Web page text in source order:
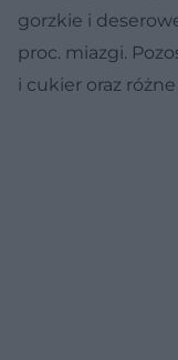
gorzkie i
proc. miazgi.
i cukier oraz